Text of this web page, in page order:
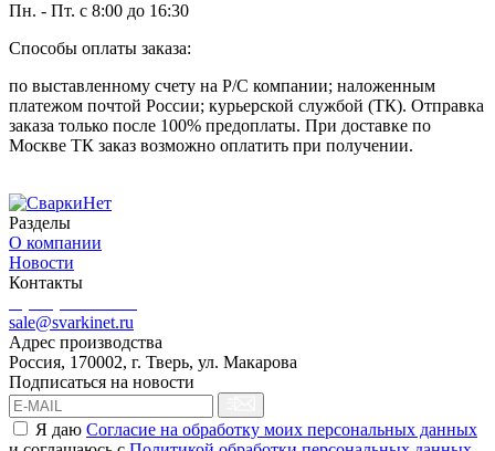
Пн. - Пт. с 8:00 до 16:30
Способы оплаты заказа:
по выставленному счету на Р/С компании; наложенным
платежом почтой России; курьерской службой (ТК). Отправка
заказа только после 100% предоплаты. При доставке по
Москве ТК заказ возможно оплатить при получении.
Разделы
О компании
Новости
Контакты
sale@svarkinet.ru
Адрес производства
Россия, 170002, г. Тверь, ул. Макарова
Подписаться на новости
Я даю Согласие на обработку моих персональных данных